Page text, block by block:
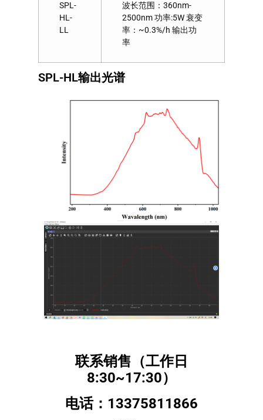
SPL-
HL-
LL
波长范围：360nm-
2500nm 功率:5W 衰变
率：~0.3%/h 输出功
率
SPL-HL输出光谱
联系销售（工作日
8:30~17:30）
电话：13375811866